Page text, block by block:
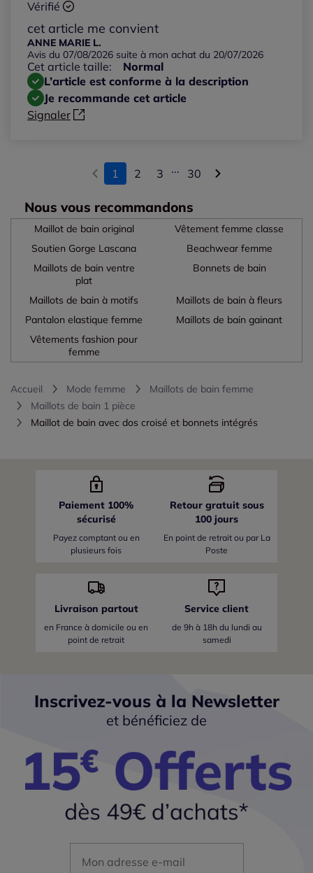
Vérifié
cet article me convient
ANNE MARIE L.
Avis du 07/08/2026 suite à mon achat du 20/07/2026
Cet article taille:
Normal
L’article est conforme à la description
Je recommande cet article
Signaler
1 2 3 ... 30
Nous vous recommandons
Maillot de bain original
Soutien Gorge Lascana
Maillots de bain ventre
plat
Vêtement femme classe
Beachwear femme
Bonnets de bain
Maillots de bain à motifs
Pantalon elastique femme
Vêtements fashion pour
femme
Maillots de bain à fleurs
Maillots de bain gainant
Accueil Mode femme
Maillots de bain femme
Maillots de bain 1 pièce
Maillot de bain avec dos croisé et bonnets intégrés
Paiement 100%
sécurisé
Payez comptant ou en
plusieurs fois
Retour gratuit sous
100 jours
En point de retrait ou par La
Poste
Livraison partout
en France à domicile ou en
point de retrait
Service client
de 9h à 18h du lundi au
samedi
Inscrivez-vous à la Newsletter
et bénéficiez de